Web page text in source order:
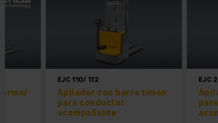
EJC 110/ 112
Apilador con barra timón
para conductor
acompañante
EJC